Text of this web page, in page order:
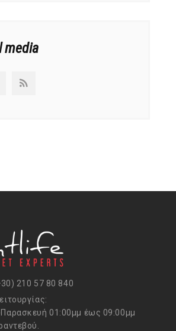
media
210 57 80 840
01:00μμ έως 09:00μμ